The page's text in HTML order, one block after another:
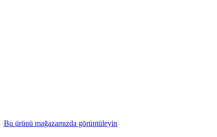
Bu ürünü mağazamızda görüntüleyin